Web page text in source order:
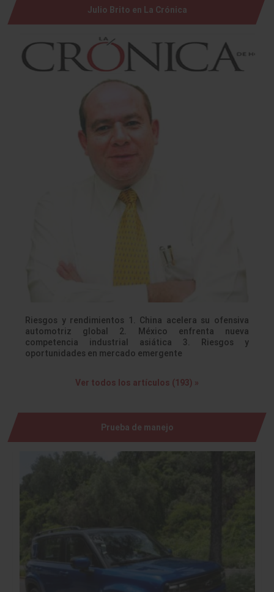
Julio Brito en La Crónica
Riesgos y rendimientos 1. China acelera su ofensiva
automotriz global 2. México enfrenta nueva
competencia industrial asiática 3. Riesgos y
oportunidades en mercado emergente
Ver todos los artículos (193) »
Prueba de manejo